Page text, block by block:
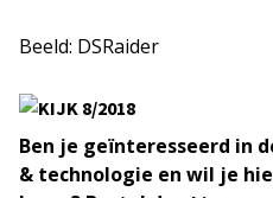
Beeld: DSRaider
Ben je geïnteresseerd in
& technologie en wil je